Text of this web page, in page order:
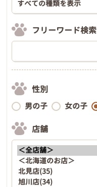
フリーワード検索
性別
男の子 女の子
店舗